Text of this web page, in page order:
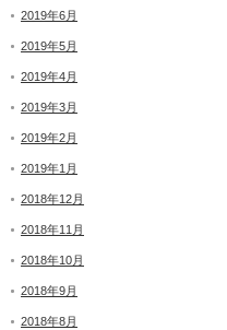
2019年6月
2019年5月
2019年4月
2019年3月
2019年2月
2019年1月
2018年12月
2018年11月
2018年10月
2018年9月
2018年8月